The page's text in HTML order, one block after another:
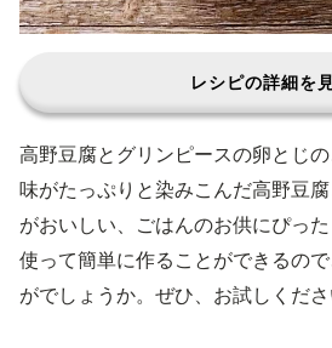
レシピの詳細を
高野豆腐とグリンピースの卵とじ
味がたっぷりと染みこんだ高野豆
がおいしい、ごはんのお供にぴっ
使って簡単に作ることができるの
がでしょうか。ぜひ、お試しくださ